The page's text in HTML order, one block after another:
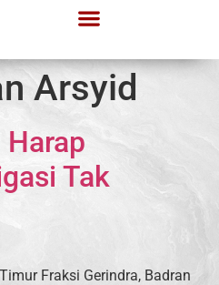
Arsyid
Tak
Fraksi Gerindra, Badran